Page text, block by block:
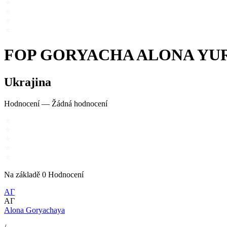
FOP GORYACHA ALONA
Ukrajina
Hodnocení— Žádná hodnocení
Na základě 0 Hodnocení
АГ
АГ
Alona Goryachaya